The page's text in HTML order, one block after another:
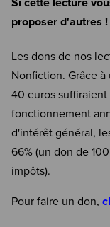
Si cette lecture
proposer d'autres !
Les dons de nos
Nonfiction. Grâce
40 euros suffiraient
fonctionnement
d'intérêt général,
66% (un don de
impôts).
Pour faire un don,